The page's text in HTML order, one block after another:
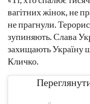
вагітних жінок, не
не прагнули.
зупиняють. Слава
захищають Україну
Кличко.